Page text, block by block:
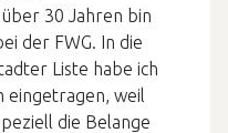
über 30 Jahren bin
der FWG. In die
Liste habe ich
eingetragen, weil
die Belange